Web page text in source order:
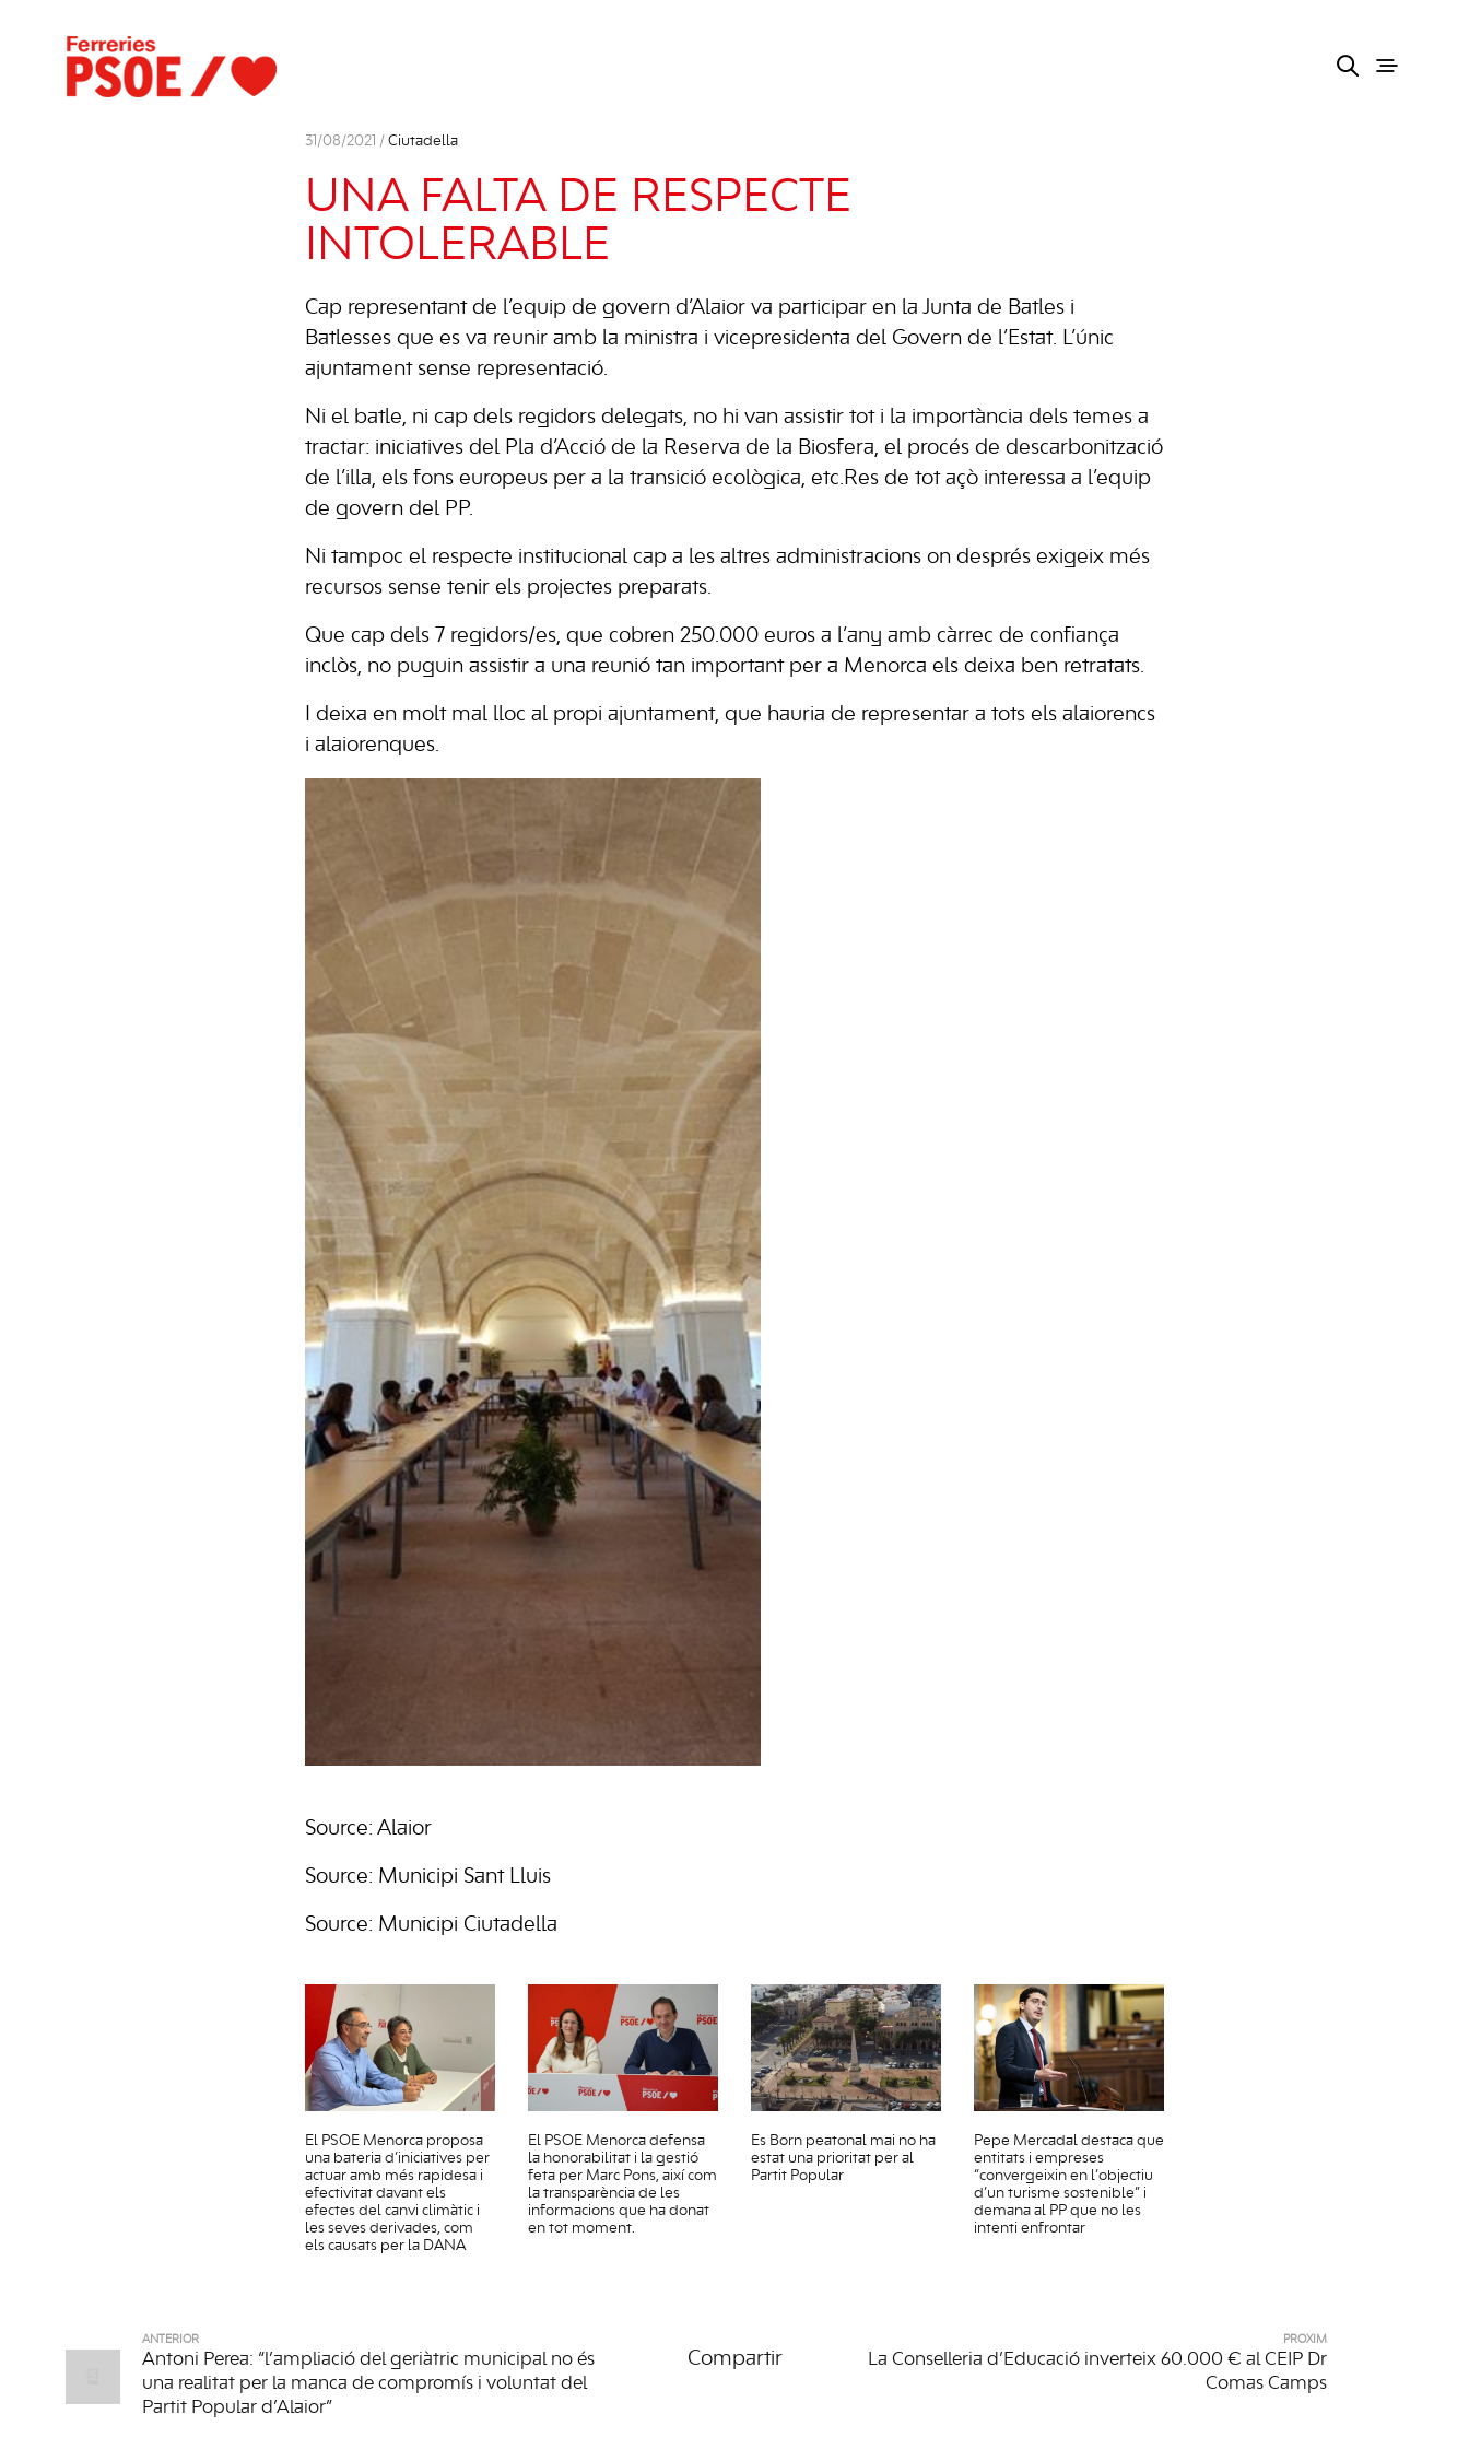
31/08/2021 / Ciutadella
UNA FALTA DE RESPECTE
INTOLERABLE
Cap representant de l’equip de govern d’Alaior va participar en la Junta de Batles i
Batlesses que es va reunir amb la ministra i vicepresidenta del Govern de l’Estat. L’únic
ajuntament sense representació.
Ni el batle, ni cap dels regidors delegats, no hi van assistir tot i la importància dels temes a
tractar: iniciatives del Pla d’Acció de la Reserva de la Biosfera, el procés de descarbonització
de l’illa, els fons europeus per a la transició ecològica, etc.Res de tot açò interessa a l’equip
de govern del PP.
Ni tampoc el respecte institucional cap a les altres administracions on després exigeix més
recursos sense tenir els projectes preparats.
Que cap dels 7 regidors/es, que cobren 250.000 euros a l’any amb càrrec de confiança
inclòs, no puguin assistir a una reunió tan important per a Menorca els deixa ben retratats.
I deixa en molt mal lloc al propi ajuntament, que hauria de representar a tots els alaiorencs
i alaiorenques.
Source: Alaior
Source: Municipi Sant Lluis
Source: Municipi Ciutadella
El PSOE Menorca proposa
una bateria d’iniciatives per
actuar amb més rapidesa i
efectivitat davant els
efectes del canvi climàtic i
les seves derivades, com
els causats per la DANA
El PSOE Menorca defensa
la honorabilitat i la gestió
feta per Marc Pons, així com
la transparència de les
informacions que ha donat
en tot moment.
Es Born peatonal mai no ha
estat una prioritat per al
Partit Popular
Pepe Mercadal destaca que
entitats i empreses
“convergeixin en l’objectiu
d’un turisme sostenible” i
demana al PP que no les
intenti enfrontar
ANTERIOR
Antoni Perea: “l’ampliació del geriàtric municipal no és
una realitat per la manca de compromís i voluntat del
Partit Popular d’Alaior”
Compartir
PRÒXIM
La Conselleria d’Educació inverteix 60.000 € al CEIP Dr
Comas Camps